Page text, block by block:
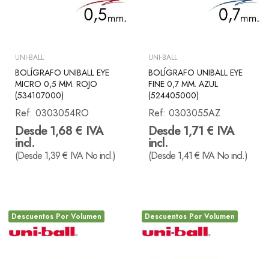
UNI-BALL
BOLÍGRAFO UNIBALL EYE
MICRO 0,5 MM. ROJO
(534107000)
Ref: 0303054RO
Desde 1,68 € IVA
incl.
(Desde 1,39 € IVA No incl.)
UNI-BALL
BOLÍGRAFO UNIBALL EYE
FINE 0,7 MM. AZUL
(524405000)
Ref: 0303055AZ
Desde 1,71 € IVA
incl.
(Desde 1,41 € IVA No incl.)
Descuentos Por Volumen Descuentos Por Volumen